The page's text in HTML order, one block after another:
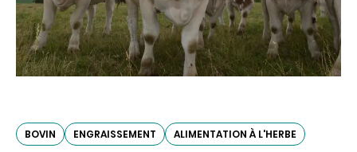
BOVIN ENGRAISSEMENT ALIMENTATION À L'HERBE